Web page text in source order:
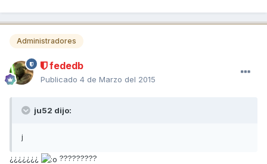
Administradores
fededb
Publicado 4 de Marzo del 2015
ju52 dijo:
j
¿¿¿¿¿¿¿ ?????????